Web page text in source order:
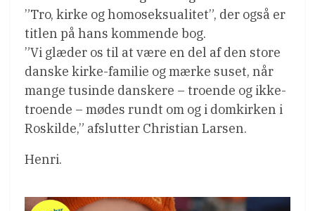
”Tro, kirke og homoseksualitet”, der også er
titlen på hans kommende bog.
”Vi glæder os til at være en del af den store
danske kirke-familie og mærke suset, når
mange tusinde danskere – troende og ikke-
troende – mødes rundt om og i domkirken i
Roskilde,” afslutter Christian Larsen.
Henri.